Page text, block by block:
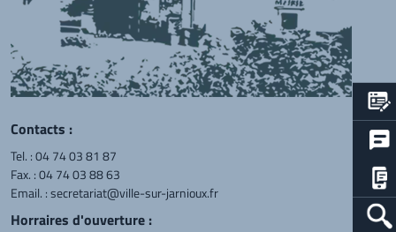
Contacts :
Tel. :04 74 03 81 87
Fax. : 04 74 03 88 63
Email. :secretariat@ville-sur-jarnioux.fr
Horraires d'ouverture :